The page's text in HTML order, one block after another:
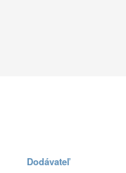
Dodávateľ